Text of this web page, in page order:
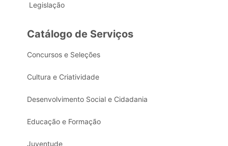
Legislação
Catálogo de Serviços
Concursos e Seleções
Cultura e Criatividade
Desenvolvimento Social e Cidadania
Educação e Formação
Juventude